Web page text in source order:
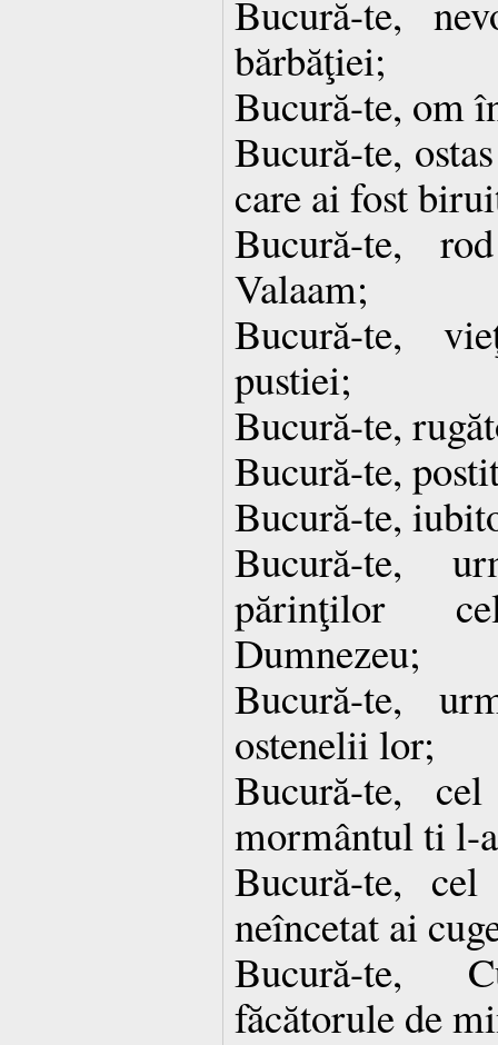
Bucură-te,
bărbăţiei;
Bucură-te, om
Bucură-te,
care ai fost
Bucură-te,
Valaam;
Bucură-te,
pustiei;
Bucură-te,
Bucură-te,
Bucură-te,
Bucură-te,
părinţilor
Dumnezeu;
Bucură-te,
ostenelii lor;
Bucură-te,
mormântul ti l-
Bucură-te,
neîncetat ai
Bucură-te,
făcătorule de